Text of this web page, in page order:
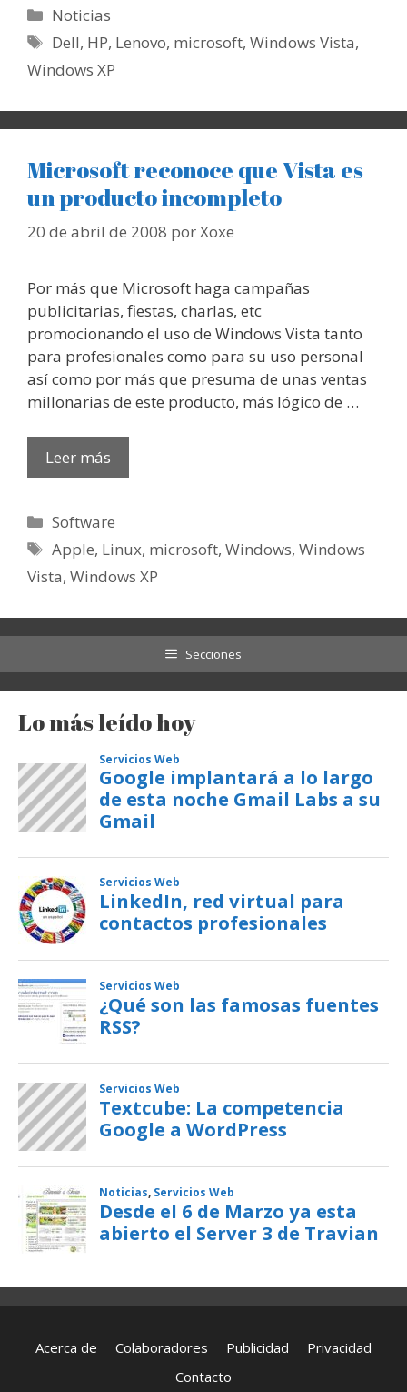
Categorías
Noticias
Etiquetas
Dell, HP, Lenovo, microsoft,Windows Vista,
Windows XP
Microsoft reconoce que Vista es
un producto incompleto
20 de abril de 2008 porXoxe
Por más que Microsoft haga campañas
publicitarias, fiestas, charlas, etc
promocionando el uso de Windows Vista tanto
para profesionales como para su uso personal
así como por más que presuma de unas ventas
millonarias de este producto, más lógico de …
Leer más
Categorías
Software
Etiquetas
Apple, Linux, microsoft,Windows,Windows
Vista, Windows XP
Secciones
Lo más leído hoy
Acerca de Colaboradores Publicidad
Privacidad
Contacto